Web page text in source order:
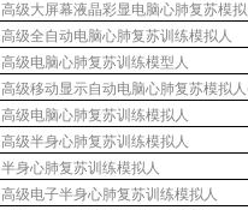
高级大屏幕液晶彩显电脑心肺复苏模
高级全自动电脑心肺复苏训练模拟人
高级电脑心肺复苏训练模型人
高级移动显示自动电脑心肺复苏模拟人
高级电脑心肺复苏训练模拟人
高级半身心肺复苏训练模拟人
半身心肺复苏训练模拟人
高级电子半身心肺复苏训练模拟人